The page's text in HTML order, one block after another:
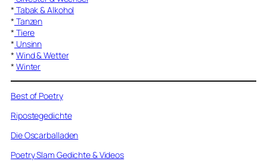
* Tabak & Alkohol
* Tanzen
* Tiere
* Unsinn
* Wind & Wetter
* Winter
Best of Poetry
Ripostegedichte
Die Oscarballaden
Poetry Slam Gedichte & Videos